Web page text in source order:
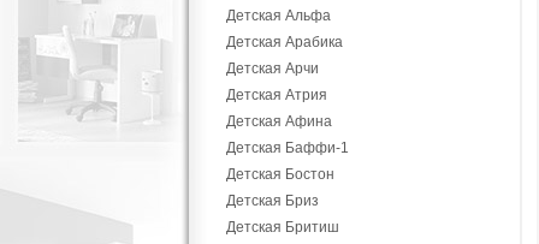
Детская Альфа
Детская Арабика
Детская Арчи
Детская Атрия
Детская Афина
Детская Баффи-1
Детская Бостон
Детская Бриз
Детская Бритиш